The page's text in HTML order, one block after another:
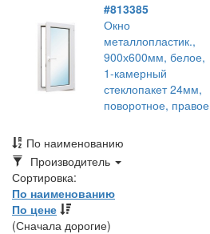
#813385
Окно
металлопластик.,
900х600мм, белое,
1-камерный
стеклопакет 24мм,
поворотное, правое
По наименованию
Производитель
Toggle
Сортировка:
По наименованию
По цене
(Сначала дорогие)